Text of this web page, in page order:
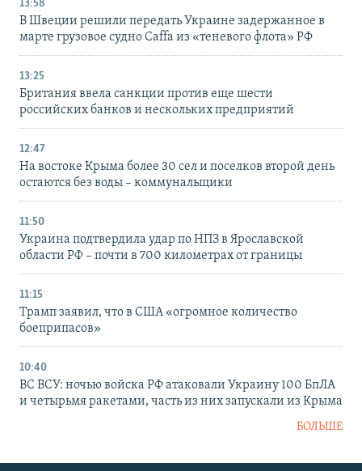
13:58
В Швеции решили передать Украине задержанное в
марте грузовое судно Caffa из «теневого флота» РФ
13:25
Британия ввела санкции против еще шести
российских банков и нескольких предприятий
12:47
На востоке Крыма более 30 сел и поселков второй день
остаются без воды – коммунальщики
11:50
Украина подтвердила удар по НПЗ в Ярославской
области РФ – почти в 700 километрах от границы
11:15
Трамп заявил, что в США «огромное количество
боеприпасов»
10:40
ВС ВСУ: ночью войска РФ атаковали Украину 100 БпЛА
и четырьмя ракетами, часть из них запускали из Крыма
БОЛЬШЕ